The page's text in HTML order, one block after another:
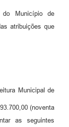
do Município de
atribuições que
Municipal de
(noventa
as seguintes